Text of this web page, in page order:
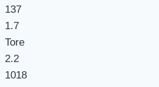
137
1.7
Tore
2.2
1018